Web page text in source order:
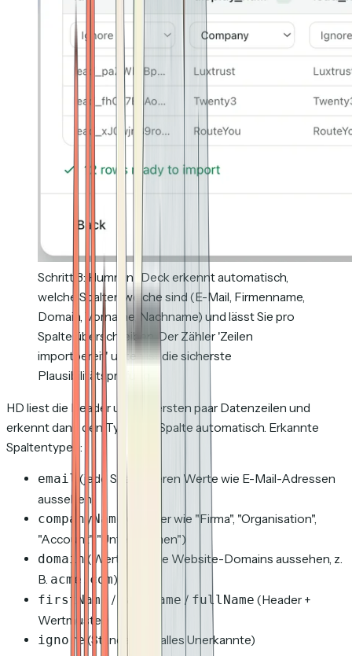
Schritt 3: HummingDeck erkennt automatisch,
welche Spalten welche sind (E-Mail, Firmenname,
Domain, Vorname, Nachname) und lässt Sie pro
Spalte überschreiben. Der Zähler 'Zeilen
importbereit' unten ist die sicherste
Plausibilitätsprüfung.
HD liest die Header und die ersten paar Datenzeilen und
erkennt dann den Typ jeder Spalte automatisch. Erkannte
Spaltentypen:
email (jede Spalte, deren Werte wie E-Mail-Adressen
aussehen)
companyName
(Header wie "Firma", "Organisation",
"Account", "Unternehmen")
domain (Werte, die wie Website-Domains aussehen, z.
B. acme.com)
firstName / lastName / fullName (Header +
Wertmuster)
ignore (Standard für alles Unerkannte)